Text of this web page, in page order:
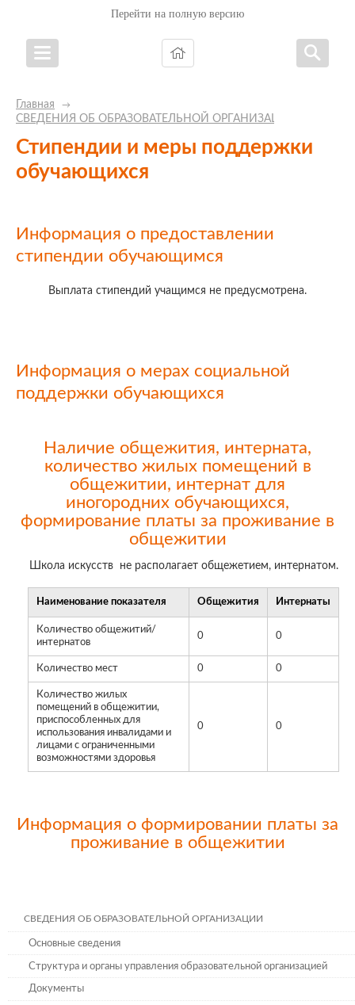
Перейти на полную версию
Главная →
СВЕДЕНИЯ ОБ ОБРАЗОВАТЕЛЬНОЙ ОРГАНИЗАЦИИ
Стипендии и меры поддержки
обучающихся
Информация о предоставлении
стипендии обучающимся
Выплата стипендий учащимся не предусмотрена.
Информация о мерах социальной
поддержки обучающихся
Наличие общежития, интерната,
количество жилых помещений в
общежитии, интернат для
иногородних обучающихся,
формирование платы за проживание в
общежитии
Школа искусств не располагает общежетием, интернатом.
Наименование показателя Общежития Интернаты
Количество общежитий/
интернатов
0 0
Количество мест 0 0
Количество жилых
помещений в общежитии,
приспособленных для
использования инвалидами и
лицами с ограниченными
возможностями здоровья
0 0
Информация о формировании платы за
проживание в общежитии
СВЕДЕНИЯ ОБ ОБРАЗОВАТЕЛЬНОЙ ОРГАНИЗАЦИИ
Основные сведения
Структура и органы управления образовательной организацией
Документы